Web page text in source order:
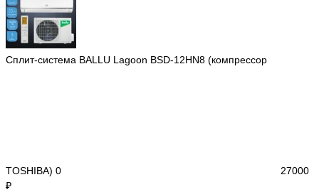
Сплит-система BALLU Lagoon BSD-12HN8 (компрессор
TOSHIBA) 0
27000
₽